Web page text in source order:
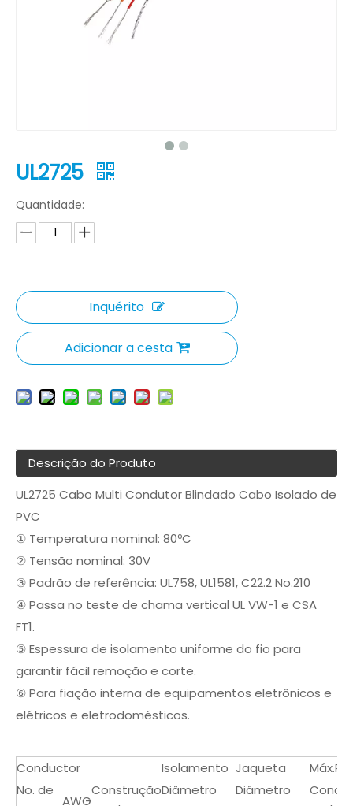
UL2725
Quantidade:
Inquérito
Adicionar a cesta
Descrição do Produto
UL2725 Cabo Multi Condutor Blindado Cabo Isolado de
PVC
① Temperatura nominal: 80ºC
② Tensão nominal: 30V
③ Padrão de referência: UL758, UL1581, C22.2 No.210
④ Passa no teste de chama vertical UL VW-1 e CSA
FT1.
⑤ Espessura de isolamento uniforme do fio para
garantir fácil remoção e corte.
⑥ Para fiação interna de equipamentos eletrônicos e
elétricos e eletrodomésticos.
Conductor Isolamento Jaqueta
Cond
No. de
AWG
ConstruçãoDiâmetro
Diâmetro